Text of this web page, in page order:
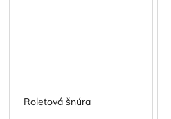
Roletová šnúra